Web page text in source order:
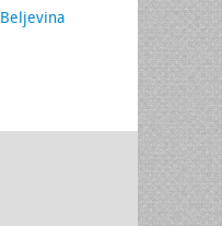
Beljevina